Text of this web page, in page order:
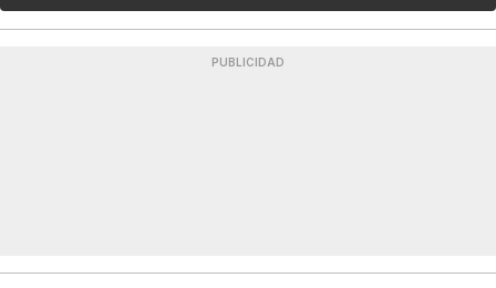
PUBLICIDAD